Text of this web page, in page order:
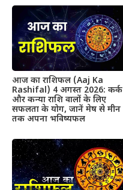
आज का राशिफल (Aaj Ka
Rashifal) 4 अगस्त 2026: कर्क
और कन्या राशि वालों के लिए
सफलता के योग, जानें मेष से मीन
तक अपना भविष्यफल